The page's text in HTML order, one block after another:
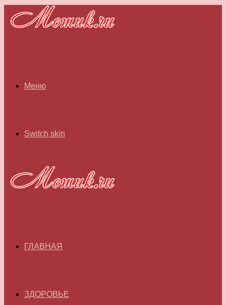
Меню
Switch skin
ГЛАВНАЯ
ЗДОРОВЬЕ